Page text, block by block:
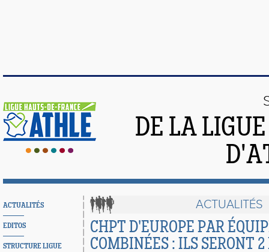
DE LA
ACTUALITÉS
EDITOS
STRUCTURE LIGUE
ACTUALITÉS
CHPT D'EUROPE PAR
COMBINÉES : ILS SERONT